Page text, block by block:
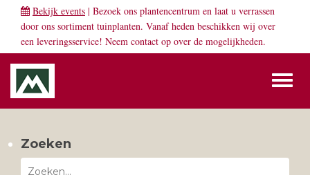
Bekijk events | Bezoek ons plantencentrum en laat u verrassen
door ons sortiment tuinplanten. Vanaf heden beschikken wij over
een leveringsservice! Neem contact op over de mogelijkheden.
Zoeken